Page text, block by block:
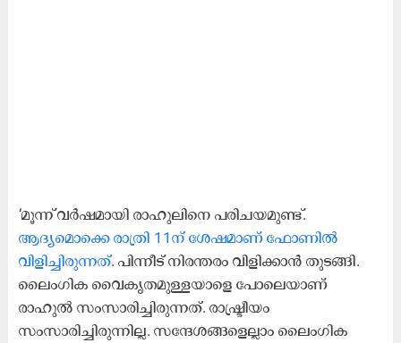
‘മൂന്ന്​ വർഷമായി രാഹുലിനെ പരിചയമുണ്ട്​.
ആദ്യമൊക്കെ രാത്രി 11ന്​ ശേഷമാണ്​ ഫോണിൽ
വിളിച്ചിരുന്നത്​. പിന്നീട്​ നിരന്തരം വിളിക്കാൻ തുടങ്ങി.
ലൈംഗിക വൈകൃതമുള്ളയാളെ പോലെയാണ്​
രാഹുൽ സംസാരിച്ചിരുന്നത്​. രാഷ്ട്രീയം
സംസാരിച്ചിരുന്നില്ല. സന്ദേശങ്ങളെല്ലാം ലൈംഗിക